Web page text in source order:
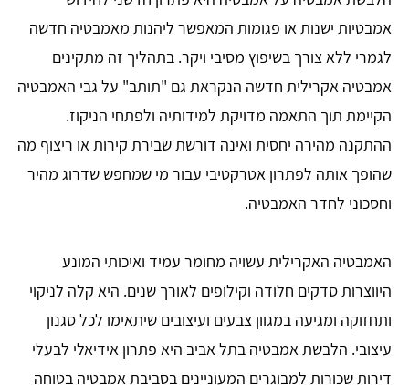
אמבטיות ישנות או פגומות המאפשר ליהנות מאמבטיה חדשה
לגמרי ללא צורך בשיפוץ מסיבי ויקר. בתהליך זה מתקינים
אמבטיה אקרילית חדשה הנקראת גם "תותב" על גבי האמבטיה
הקיימת תוך התאמה מדויקת למידותיה ולפתחי הניקוז.
ההתקנה מהירה יחסית ואינה דורשת שבירת קירות או ריצוף מה
שהופך אותה לפתרון אטרקטיבי עבור מי שמחפש שדרוג מהיר
וחסכוני לחדר האמבטיה.
האמבטיה האקרילית עשויה מחומר עמיד ואיכותי המונע
היווצרות סדקים חלודה וקילופים לאורך שנים. היא קלה לניקוי
ותחזוקה ומגיעה במגוון צבעים ועיצובים שיתאימו לכל סגנון
עיצובי. הלבשת אמבטיה בתל אביב היא פתרון אידיאלי לבעלי
דירות שכורות למבוגרים המעוניינים בסביבת אמבטיה בטוחה